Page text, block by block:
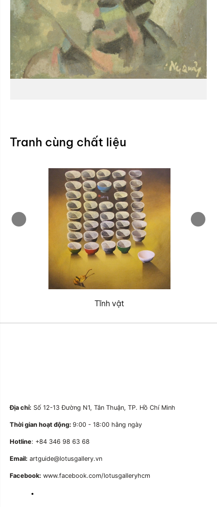
Tranh cùng chất liệu
Tĩnh vật
Địa chỉ: Số 12-13 Đường N1, Tân Thuận, TP. Hồ Chí Minh
Thời gian hoạt động: 9:00 - 18:00 hằng ngày
Hotline: +84 346 98 63 68
Email: artguide@lotusgallery.vn
Facebook: www.facebook.com/lotusgalleryhcm